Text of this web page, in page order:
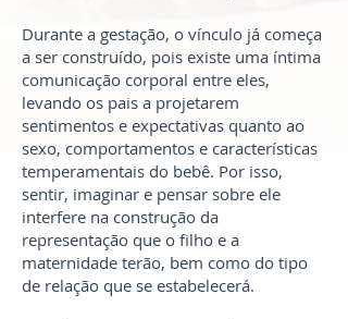
Durante a gestação, o vínculo já começa
a ser construído, pois existe uma íntima
comunicação corporal entre eles,
levando os pais a projetarem
sentimentos e expectativas quanto ao
sexo, comportamentos e características
temperamentais do bebê. Por isso,
sentir, imaginar e pensar sobre ele
interfere na construção da
representação que o filho e a
maternidade terão, bem como do tipo
de relação que se estabelecerá.